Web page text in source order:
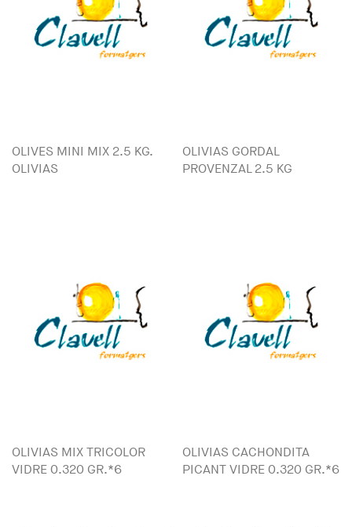
OLIVES MINI MIX 2.5 KG.
OLIVIAS
OLIVIAS GORDAL
PROVENZAL 2.5 KG
OLIVIAS MIX TRICOLOR
VIDRE 0.320 GR.*6
OLIVIAS CACHONDITA
PICANT VIDRE 0.320 GR.*6